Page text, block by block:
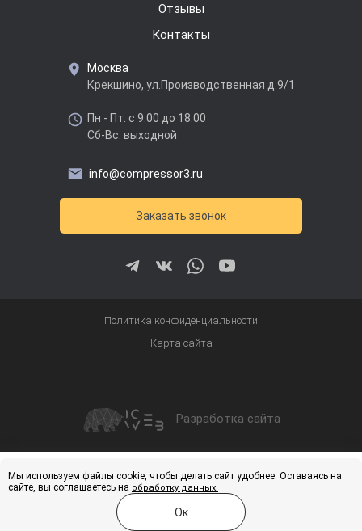
Купить
Получить скидку
Отзывы
Контакты
Москва
Крекшино, ул.Производственная д.9/1
Пн - Пт: с 9:00 до 18:00
Сб-Вс: выходной
info@compressor3.ru
Заказать звонок
Политика конфиденциальности
Карта сайта
Разработка сайта
Мы используем файлы cookie, чтобы делать сайт удобнее. Оставаясь на
сайте, вы соглашаетесь на обработку данных.
Ок